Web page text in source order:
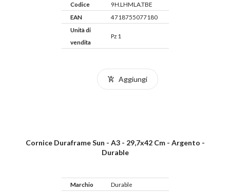
Codice
9H.LHMLA.TBE
EAN
4718755077180
Unità di
vendita
Pz 1
Aggiungi
Cornice Duraframe Sun - A3 - 29,7x42 Cm - Argento -
Durable
Marchio
Durable